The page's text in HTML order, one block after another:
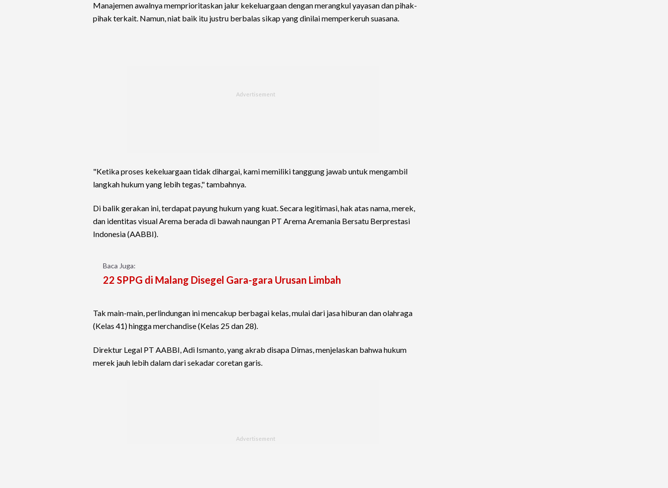
Manajemen awalnya memprioritaskan jalur kekeluargaan dengan merangkul yayasan dan pihak-
pihak terkait. Namun, niat baik itu justru berbalas sikap yang dinilai memperkeruh suasana.
"Ketika proses kekeluargaan tidak dihargai, kami memiliki tanggung jawab untuk mengambil
langkah hukum yang lebih tegas," tambahnya.
Di balik gerakan ini, terdapat payung hukum yang kuat. Secara legitimasi, hak atas nama, merek,
dan identitas visual Arema berada di bawah naungan PT Arema Aremania Bersatu Berprestasi
Indonesia (AABBI).
Baca Juga:
22 SPPG di Malang Disegel Gara-gara Urusan Limbah
Tak main-main, perlindungan ini mencakup berbagai kelas, mulai dari jasa hiburan dan olahraga
(Kelas 41) hingga merchandise (Kelas 25 dan 28).
Direktur Legal PT AABBI, Adi Ismanto, yang akrab disapa Dimas, menjelaskan bahwa hukum
merek jauh lebih dalam dari sekadar coretan garis.